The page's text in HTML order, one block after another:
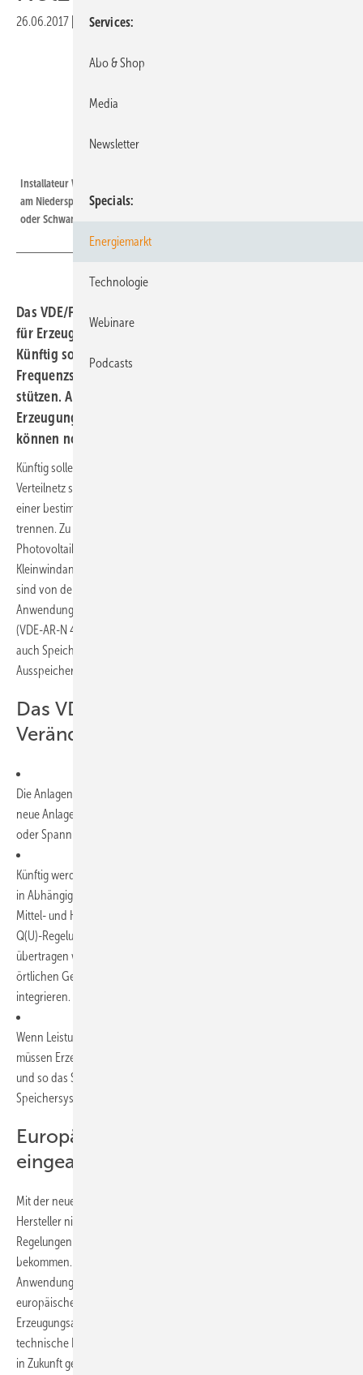
26.06.2017 Druckvorschau
Installateur Wechselrichter Anschlusskasten | In Zukunft sollen die Anlagen
am Niederspannungsnetz nicht mehr abgeschaltet werden, wenn Fehler
oder Schwankungen im Netz auftauchen.
Das VDE/FNN überarbeitet derzeit die Anwendungsregeln
für Erzeugungsanlagen am Niederspannungsnetz.
Künftig sollen die Generatoren auch bei Spannungs- und
Frequenzschwankungen am Netz bleiben und dieses
stützen. Auch Speicher sollen sich wie
Erzeugungsanlagen verhalten. Änderungsvorschläge
können noch abgegeben werden.
Künftig sollen dezentrale Erzeugungsanlagen im Fehlerfall das
Verteilnetz stützen. Bisher gilt die Regel, dass sich solche Anlagen ab
einer bestimmten Frequenz- oder Spannungsabweichung im Netz
trennen. Zu den betroffenen Generatoren gehören zum größten Teil
Photovoltaikanlagen. Aber auch Blockheizkraftwerke,
Kleinwindanlagen, Brennstoffzellen und kleine Wasserkraftanlagen
sind von den Regelungen betroffen.Mit der Neufassung der
Anwendungsregel „Erzeugungsanlagen am Niederspannungsnetz“
(VDE-AR-N 4105) soll sich das jetzt ändern. Neu ist: In Zukunft werden
auch Speicher in die Regelungen einbezogen, die sich beim
Ausspeichern von Strom wie Erzeugungsanlagen verhalten müssen.
Das VDE/FNN strebt folgende
Veränderungen an:
Die Anlagen bleiben auch im Fehlerfall am Netz. Das wird aber nur für
neue Anlagen gelten, die künftig kurzzeitige Spannungseinbrüche
oder Spannungserhöhungen ausgleichen sollen.
Künftig werden die Anlagen stärker zur Einspeisung von Blindleistung
in Abhängigkeit der Spannung im Netz herangezogen. Dazu soll die im
Mittel- und Hochspanungsbereich schon erfolgreich angewandte
Q(U)-Regelung zur Spannungshaltung auf das Niederspannungsnetz
übertragen werden. Dadurch ließen sich – abhängig von den
örtlichen Gegebenheiten – mehr Erzeugungsanlagen ins Netz
integrieren.
Wenn Leistung im Netz fehlt und die Frequenz entsprechend sinkt,
müssen Erzeugungsanlagen und Speicher künftig verstärkt einspeisen
und so das System stützen. Hier werden vor allem die Betreiber von
Speichersystemen in die Pflicht genommen.
Europäische Anforderungen mit
eingearbeitet
Mit der neuen Anwendungsregel sollen Planer, Installateure, und
Hersteller nicht nur weiterhin präzise und bundesweit einheitliche
Regelungen zum Anschluss der Anlagen an das Niederspannungsnetz
bekommen. Vielmehr betont das VDE/FNN, dass die neue
Anwendungsregel auch gleich die die Anforderungen aus dem
europäischen Netzwerk-Code „Anforderungen an
Erzeugungsanlagen“, berücksichtigt. Zudem enthält sie zahlreiche
technische Neuerungen. Der Vorteil für die Netzbetreiber: Sie wissen
in Zukunft genau, wie sich die Erzeugungsanlagen im Fehlerfall
Services
Abo & Shop
Media
Newsletter
Specials
Energiemarkt
Technologie
Webinare
Podcasts